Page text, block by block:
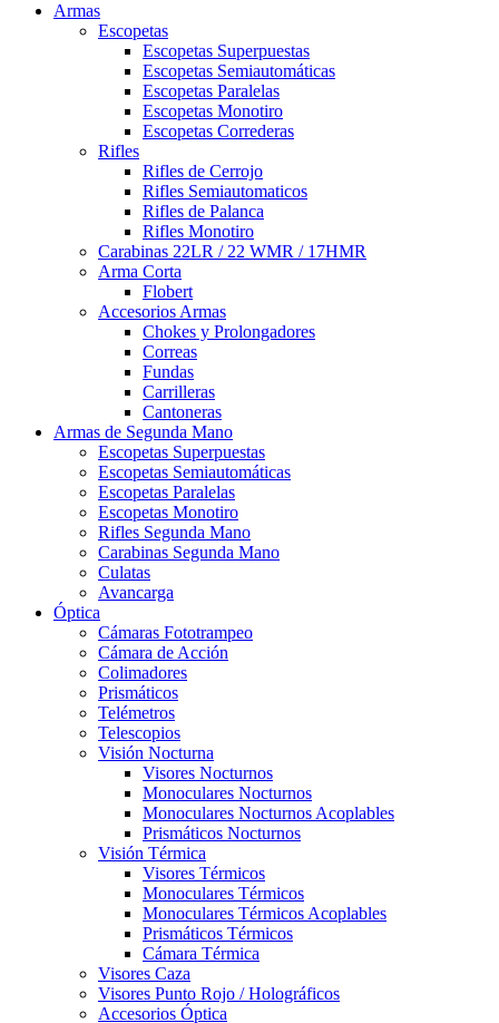
Armas
Escopetas
Escopetas Superpuestas
Escopetas Semiautomáticas
Escopetas Paralelas
Escopetas Monotiro
Escopetas Correderas
Rifles
Rifles de Cerrojo
Rifles Semiautomaticos
Rifles de Palanca
Rifles Monotiro
Carabinas 22LR / 22 WMR / 17HMR
Arma Corta
Flobert
Accesorios Armas
Chokes y Prolongadores
Correas
Fundas
Carrilleras
Cantoneras
Armas de Segunda Mano
Escopetas Superpuestas
Escopetas Semiautomáticas
Escopetas Paralelas
Escopetas Monotiro
Rifles Segunda Mano
Carabinas Segunda Mano
Culatas
Avancarga
Óptica
Cámaras Fototrampeo
Cámara de Acción
Colimadores
Prismáticos
Telémetros
Telescopios
Visión Nocturna
Visores Nocturnos
Monoculares Nocturnos
Monoculares Nocturnos Acoplables
Prismáticos Nocturnos
Visión Térmica
Visores Térmicos
Monoculares Térmicos
Monoculares Térmicos Acoplables
Prismáticos Térmicos
Cámara Térmica
Visores Caza
Visores Punto Rojo / Holográficos
Accesorios Óptica